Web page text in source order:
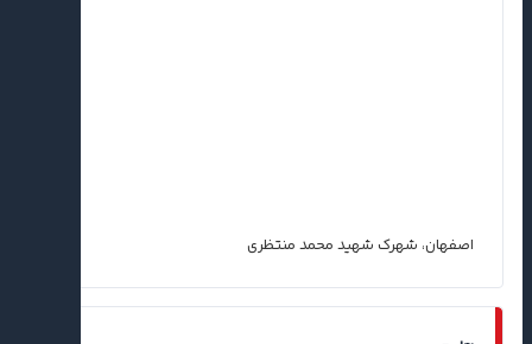
اصفهان، شهرک شهید محمد منتظری